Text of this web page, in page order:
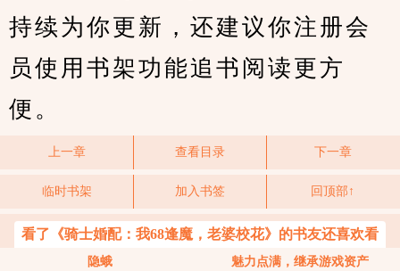
持续为你更新，还建议你注册会
员使用书架功能追书阅读更方
便。
上一章 查看目录 下一章
临时书架 加入书签 回顶部↑
看了《骑士婚配：我68逢魔，老婆校花》的书友还喜欢看
隐蛾
魅力点满，继承游戏资产